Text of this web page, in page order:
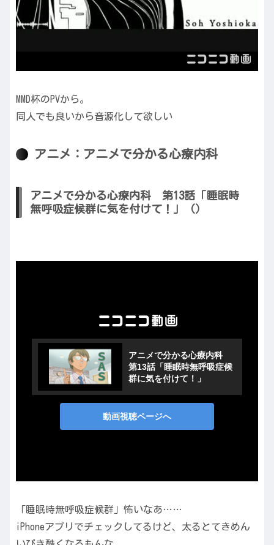
MMD杯のPVから。
同人でも良いから音源化して欲しい
アニメ：アニメで分かる心療内科
アニメで分かる心療内科 第13話「睡眠時
無呼吸症候群に気を付けて！」（）
「睡眠時無呼吸症候群」怖いなあ……
iPhoneアプリでチェックしてるけど、太るとてきめん